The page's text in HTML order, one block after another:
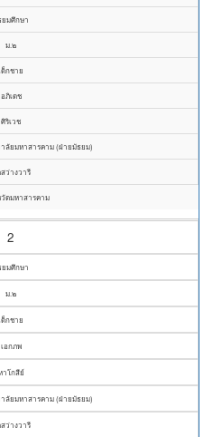
ยมศึกษา
ม.๒
ด็กชาย
อภิเดช
ศิริเวช
ลัยมหาสารคาม (ฝ่ายมัธยม)
ว่างวารี
ดมหาสารคาม
2
ยมศึกษา
ม.๒
ด็กชาย
เอกภพ
าโกสีย์
ลัยมหาสารคาม (ฝ่ายมัธยม)
ว่างวารี